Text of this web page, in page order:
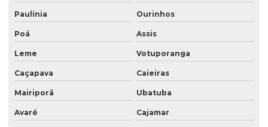
Saco valvulado 50 kg
Saco valvulado para adubo
Saco valvulado para alimentos
Saco valvulado para argamassa
Saco valvulado para cal
Saco valvulado para calcario
Paulínia Ourinhos
Poá Assis
Leme Votuporanga
Caçapava Caieiras
Mairiporã Ubatuba
Avaré Cajamar